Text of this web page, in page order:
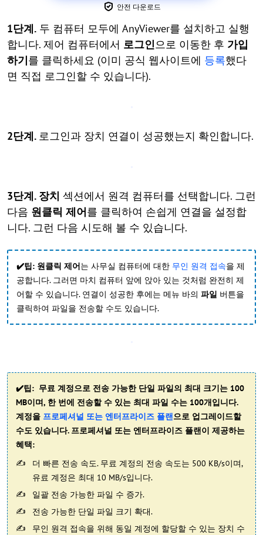
안전 다운로드
1단계. 두 컴퓨터 모두에 AnyViewer를 설치하고 실행
합니다. 제어 컴퓨터에서 로그인으로 이동한 후 가입
하기를 클릭하세요 (이미 공식 웹사이트에 등록했다
면 직접 로그인할 수 있습니다).
2단계. 로그인과 장치 연결이 성공했는지 확인합니다.
3단계. 장치 섹션에서 원격 컴퓨터를 선택합니다. 그런
다음 원클릭 제어를 클릭하여 손쉽게 연결을 설정합
니다. 그런 다음 시도해 볼 수 있습니다.
✔️팁: 원클릭 제어는 사무실 컴퓨터에 대한 무인 원격 접속을 제
공합니다. 그러면 마치 컴퓨터 앞에 앉아 있는 것처럼 완전히 제
어할 수 있습니다. 연결이 성공한 후에는 메뉴 바의 파일 버튼을
클릭하여 파일을 전송할 수도 있습니다.
✔️팁: 무료 계정으로 전송 가능한 단일 파일의 최대 크기는 100
MB이며, 한 번에 전송할 수 있는 최대 파일 수는 100개입니다.
계정을 프로페셔널 또는 엔터프라이즈 플랜으로 업그레이드할
수도 있습니다. 프로페셔널 또는 엔터프라이즈 플랜이 제공하는
혜택:
더 빠른 전송 속도. 무료 계정의 전송 속도는 500 KB/s이며,
유료 계정은 최대 10 MB/s입니다.
일괄 전송 가능한 파일 수 증가.
전송 가능한 단일 파일 크기 확대.
무인 원격 접속을 위해 동일 계정에 할당할 수 있는 장치 수